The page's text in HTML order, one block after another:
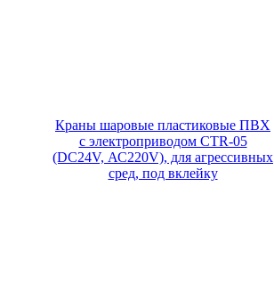
Краны шаровые пластиковые ПВХ
с электроприводом CTR-05
(DC24V, АС220V), для агрессивных
сред, под вклейку